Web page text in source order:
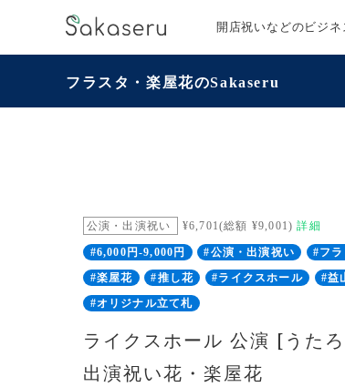
開店祝いなどのビジネ
フラスタ・楽屋花のSakaseru
公演・出演祝い ¥6,701(総額 ¥9,001)詳細
#6,000円-9,000円 #公演・出演祝い #フ
#楽屋花
#推し花 #ライクスホール #益
#オリジナル立て札
ライクスホール 公演 [うた
出演祝い花・楽屋花